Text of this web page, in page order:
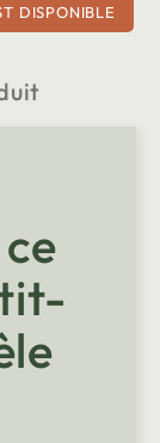
DISPONIBLE